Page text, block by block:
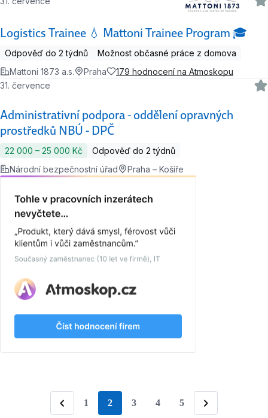
Logistics Trainee 💧 Mattoni Trainee Program 🎓
Odpověď do 2 týdnů
Možnost občasné práce z domova
Mattoni 1873 a.s.
Praha 179 hodnocení na Atmoskopu
Administrativní podpora - oddělení opravných
prostředků NBÚ - DPČ
31. července
22 000 ‍–‍ 25 000 Kč
Odpověď do 2 týdnů
Národní bezpečnostní úřad
Praha – Košíře
Předchozí
1 stránka
2 3 4 5
Následující